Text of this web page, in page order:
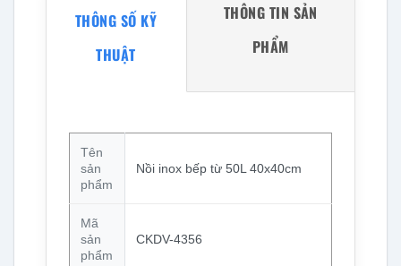
THÔNG SỐ KỸ
THUẬT
THÔNG TIN SẢN
PHẨM
Tên
sản
phẩm
Nồi inox bếp từ 50L 40x40cm
Mã
sản
phẩm
CKDV-4356